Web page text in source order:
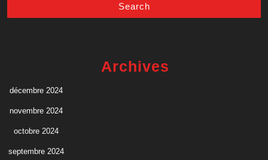
Archives
décembre 2024
novembre 2024
octobre 2024
septembre 2024